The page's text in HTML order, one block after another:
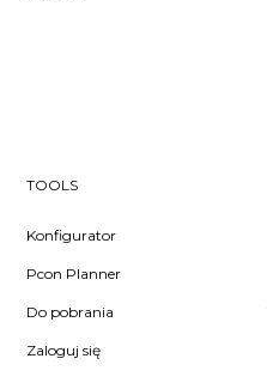
TOOLS
Konfigurator
Pcon Planner
Do pobrania
Zaloguj się